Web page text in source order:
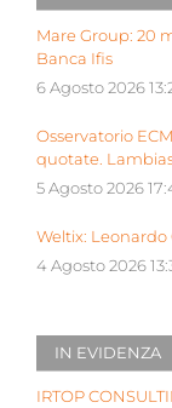
Mare Group: 20
Banca Ifis
6 Agosto 2026
Osservatorio
quotate.
5 Agosto 2026
Weltix: Leonardo
4 Agosto 2026
IN EVIDENZA
IRTOP